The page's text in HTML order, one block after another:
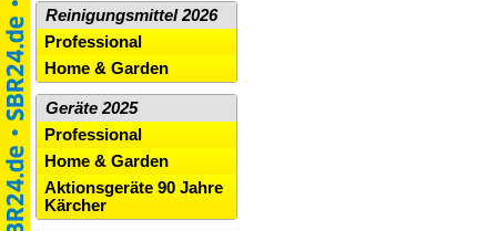
Reinigungsmittel 2026
Professional
Home & Garden
Geräte 2025
Professional
Home & Garden
Aktionsgeräte 90 Jahre
Kärcher